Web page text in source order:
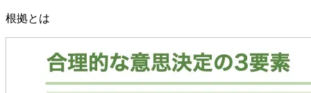
根拠とは